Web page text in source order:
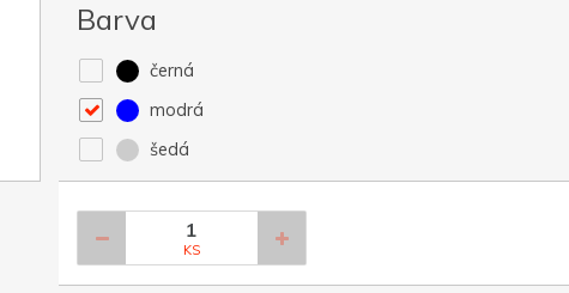
Barva
černá
modrá
šedá
KS